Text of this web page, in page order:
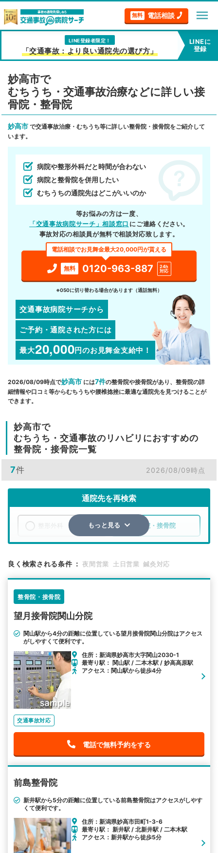
無料 電話相談 menu
LINE登録者限定！
「交通事故：より良い通院先の選び方」
LINEに
登録
妙高市で
むちうち・交通事故治療などに詳しい接
骨院・整骨院
妙高市 で交通事故治療・むちうち等に詳しい整骨院・接骨院をご紹介して
います。
病院や整形外科だと時間が合わない
病院と整骨院を併用したい
むちうちの通院先はどこがいいのか
等お悩みの方は一度、
「交通事故病院サーチ」相談窓口 にご連絡ください。
事故対応の相談員が無料で相談対応致します。
電話相談でお見舞金最大20,000円が貰える
無料 0120-963-887
24h
対応
※050に切り替わる場合があります（通話無料）
交通事故病院サーチから
ご予約・通院された方には
最大20,000円のお見舞金支給中！
2026/08/09時点で妙高市 には7件の整骨院や接骨院があり、整骨院の詳
細情報や口コミ等からむちうちや腰椎捻挫に最適な通院先を見つけることが
できます。
妙高市で
むちうち・交通事故のリハビリにおすすめの
整骨院・接骨院一覧
7件 2026/08/09時点
通院先を再検索
整骨院・接骨院
検索する
駅から探す
もっと見る
良く検索される条件 ： 夜間営業 土日営業 鍼灸対応
整骨院・接骨院
望月接骨院関山分院
関山駅から4分の距離に位置している望月接骨院関山分院はアクセス
がしやすくて便利です。
住所：新潟県妙高市大字関山2030-1
最寄り駅： 関山駅 / 二本木駅 / 妙高高原駅
アクセス：関山駅から徒歩4分
交通事故対応
電話で無料予約をする
前島整骨院
新井駅から5分の距離に位置している前島整骨院はアクセスがしやす
くて便利です。
住所：新潟県妙高市田町1-3-6
最寄り駅： 新井駅 / 北新井駅 / 二本木駅
アクセス：新井駅から徒歩5分